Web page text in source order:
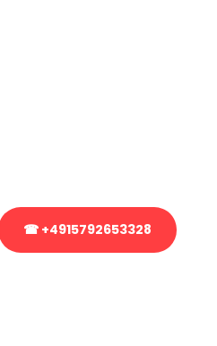
☎ +4915792653328